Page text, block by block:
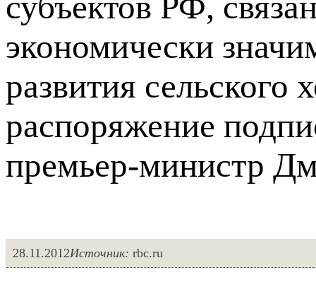
экономически
развития сельского
распоряжение
премьер-министр
28.11.2012Источник: rbc.ru